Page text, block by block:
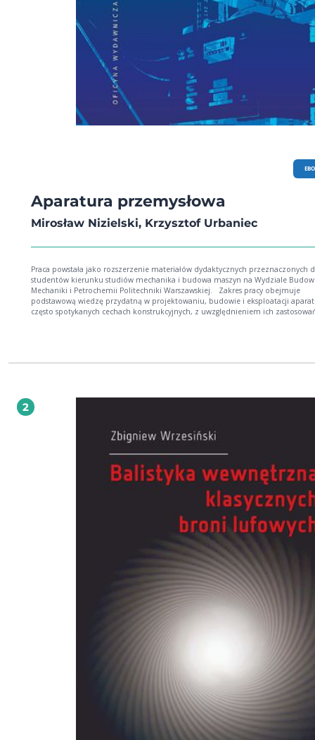
Aparatura przemysłowa
Mirosław Nizielski, Krzysztof Urbaniec
Praca powstała jako rozszerzenie materiałów dydaktycznych przeznaczonych
studentów kierunku studiów mechanika i budowa maszyn na Wydziale
Mechaniki i Petrochemii Politechniki Warszawskiej. Zakres pracy obejmuje
podstawową wiedzę przydatną w projektowaniu, budowie i eksploatacji
często spotykanych cechach konstrukcyjnych, z uwzględnieniem ich
środowiska. W stosunku do pierwszego wydania, z 2010 roku, w pracy:
tematyczny przeglądu rozwiązań konstrukcyjnych o informacje na temat
bioreaktorów, uzupełniono informacje o filtrach do ciekłych zawiesin i piecach
przemysłowych oraz zaktualizowano wykazy literatury. Praca może być
jako lektura uzupełniająca dla studentów różnych kierunków studiów, w tym
inżynierii chemicznej i inżynierii środowiska.
2